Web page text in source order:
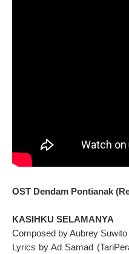
OST Dendam Pontianak
KASIHKU SELAMANYA
Composed by Aubrey
Lyrics by Ad Samad